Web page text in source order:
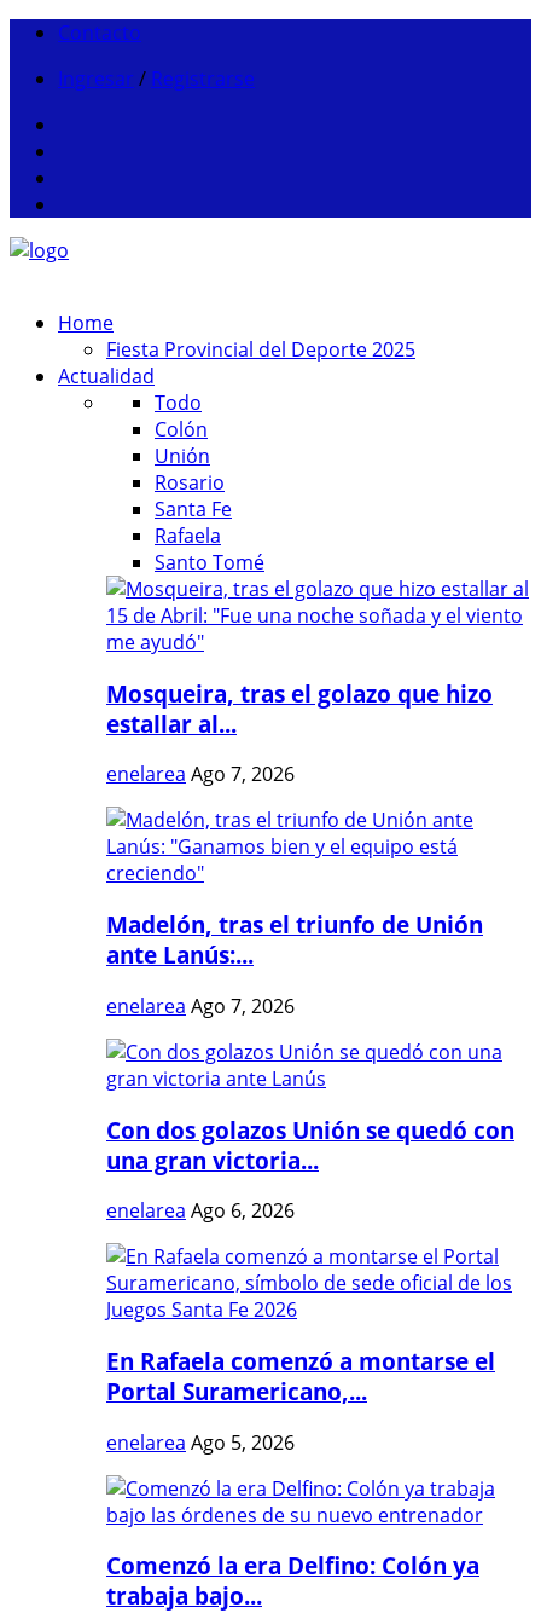
Contacto
Ingresar / Registrarse
Home
Fiesta Provincial del Deporte 2025
Actualidad
Todo
Colón
Unión
Rosario
Santa Fe
Rafaela
Santo Tomé
Mosqueira, tras el golazo que hizo
estallar al...
enelarea Ago 7, 2026
Madelón, tras el triunfo de Unión
ante Lanús:...
enelarea Ago 7, 2026
Con dos golazos Unión se quedó con
una gran victoria...
enelarea Ago 6, 2026
En Rafaela comenzó a montarse el
Portal Suramericano,...
enelarea Ago 5, 2026
Comenzó la era Delfino: Colón ya
trabaja bajo...